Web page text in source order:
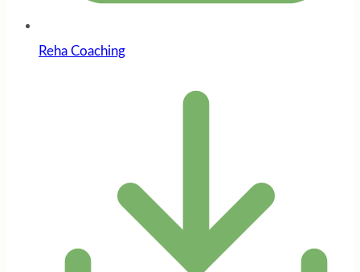
Reha Coaching